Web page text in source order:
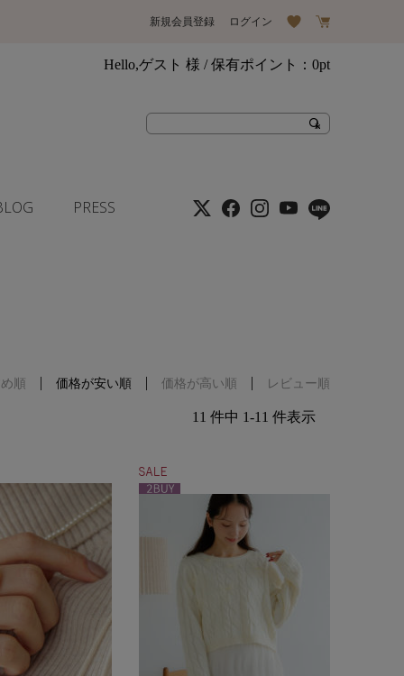
新規会員登録 ログイン
Hello,ゲスト 様 / 保有ポイント： 0pt
PRESS
順 価格が安い順 価格が高い順 レビュー順
11 件中 1-11 件表示